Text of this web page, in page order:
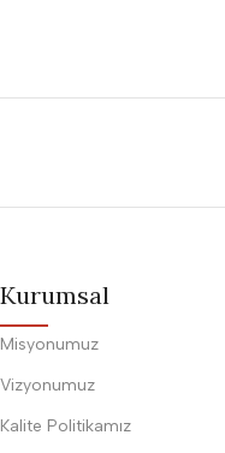
Kurumsal
Misyonumuz
Vizyonumuz
Kalite Politikamız